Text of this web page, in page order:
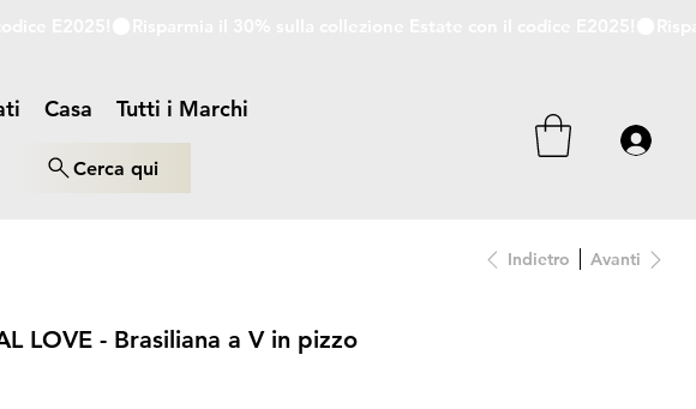
Casa
Tutti i Marchi
Cerca qui
Indietro Avanti
LOVE - Brasiliana a V in pizzo